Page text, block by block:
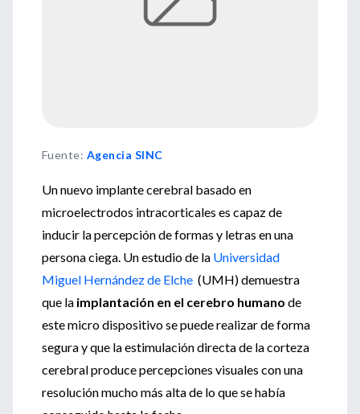
Fuente: Agencia SINC
Un nuevo implante cerebral basado en
microelectrodos intracorticales es capaz de
inducir la percepción de formas y letras en una
persona ciega. Un estudio de la Universidad
Miguel Hernández de Elche (UMH) demuestra
que la implantación en el cerebro humano de
este micro dispositivo se puede realizar de forma
segura y que la estimulación directa de la corteza
cerebral produce percepciones visuales con una
resolución mucho más alta de lo que se había